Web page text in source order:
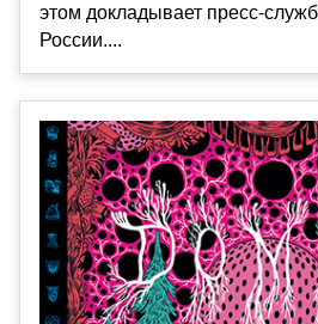
этом докладывает пресс-
России....